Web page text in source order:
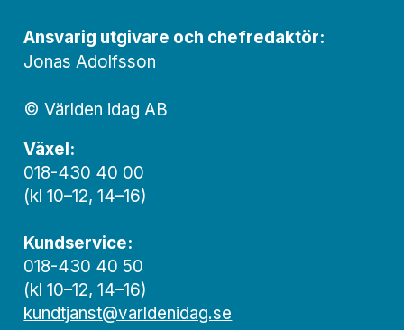
Ansvarig utgivare och chef­redaktör:
Jonas Adolfsson
© Världen idag AB
Växel:
018-430 40 00
(kl 10–12, 14–16)
Kundservice:
018-430 40 50
(kl 10–12, 14–16)
kundtjanst@varldenidag.se